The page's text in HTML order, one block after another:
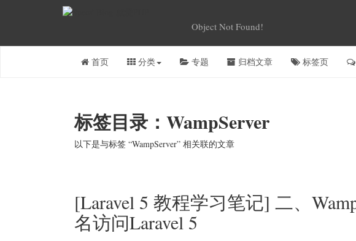
Object Not Found!
首页 分类 专题 归档文章 标签页
标签目录：WampServer
以下是与标签 “WampServer” 相关联的文章
[Laravel 5 教程学习笔记] 二、
名访问Laravel 5